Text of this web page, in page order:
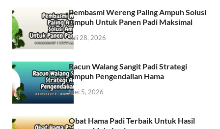
Pembasmi Wereng Paling Ampuh Solusi
Ampuh Untuk Panen Padi Maksimal
Juli 28, 2026
Racun Walang Sangit Padi Strategi
Ampuh Pengendalian Hama
Mei 5, 2026
Obat Hama Padi Terbaik Untuk Hasil